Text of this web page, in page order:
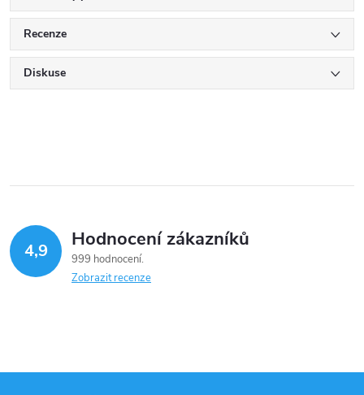
Recenze
Diskuse
4,9 Hodnocení zákazníků
999 hodnocení
Zobrazit recenze